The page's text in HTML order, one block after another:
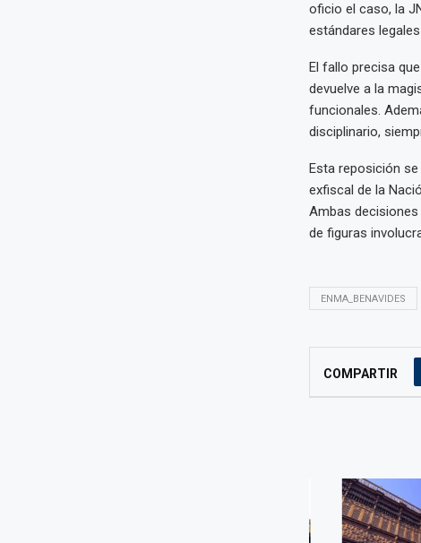
oficio el caso, la
estándares
El fallo precisa
devuelve a la
funcionales.
disciplinario,
Esta reposición
exfiscal de la
Ambas
de figuras
ENMA_BENAVIDES
COMPARTIR